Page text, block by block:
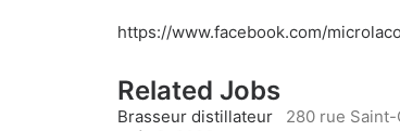
https://www.facebook.com/
Related Jobs
Brasseur distillateur 280 rue